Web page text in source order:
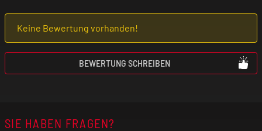
Keine Bewertung vorhanden!
BEWERTUNG SCHREIBEN
SIE HABEN FRAGEN?